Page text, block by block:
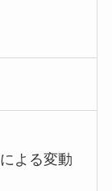
よる変動